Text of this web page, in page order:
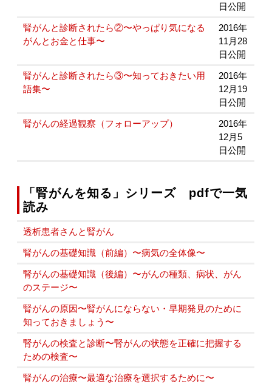
日公開
腎がんと診断されたら②〜やっぱり気になる
がんとお金と仕事〜
2016年
11月28
日公開
腎がんと診断されたら③〜知っておきたい用
語集〜
2016年
12月19
日公開
腎がんの経過観察（フォローアップ）
2016年
12月5
日公開
「腎がんを知る」シリーズ pdfで一気
読み
透析患者さんと腎がん
腎がんの基礎知識（前編）〜病気の全体像〜
腎がんの基礎知識（後編）〜がんの種類、病状、がん
のステージ〜
腎がんの原因〜腎がんにならない・早期発見のために
知っておきましょう〜
腎がんの検査と診断〜腎がんの状態を正確に把握する
ための検査〜
腎がんの治療〜最適な治療を選択するために〜